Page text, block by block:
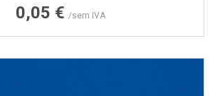
Preço
0,05 € /sem IVA